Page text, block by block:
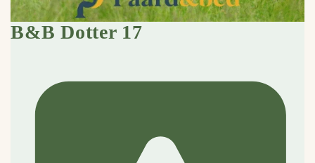
B&B Dotter 17